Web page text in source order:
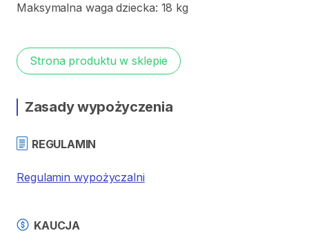
Maksymalna waga dziecka: 18 kg
Strona produktu w sklepie
Zasady wypożyczenia
REGULAMIN
Regulamin wypożyczalni
KAUCJA